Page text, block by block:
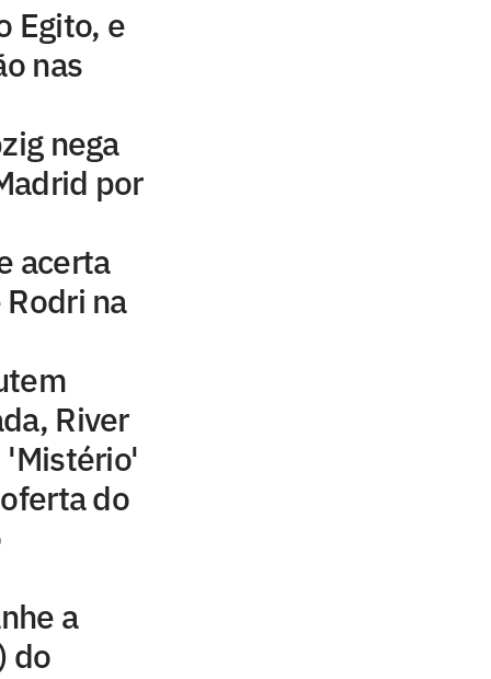
Egito, e
nas
nega
por
acerta
na
River
'Mistério'
do
a
do